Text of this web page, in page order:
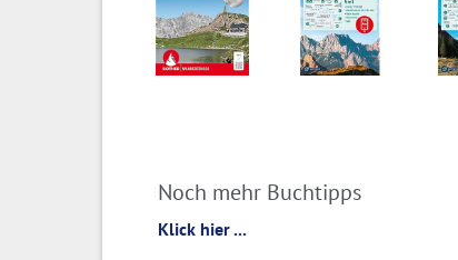
Noch mehr Buchtipps
Klick hier ...